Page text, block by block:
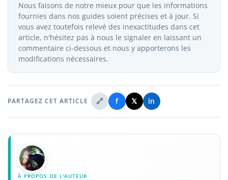
Nous faisons de notre mieux pour que les informations
fournies dans nos guides soient précises et à jour. Si
vous avez toutefois relevé des inexactitudes dans cet
article, n'hésitez pas à nous le signaler en laissant un
commentaire ci-dessous et nous y apporterons les
modifications nécessaires.
PARTAGEZ CET ARTICLE 🔗 f 𝕏 in
À PROPOS DE L'AUTEUR